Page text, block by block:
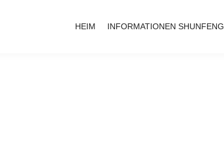
HEIM INFORMATIONEN SHUNFENG